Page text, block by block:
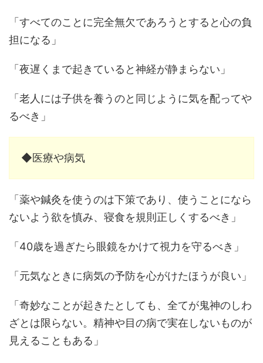
「すべてのことに完全無欠であろうとすると心の負
担になる」
「夜遅くまで起きていると神経が静まらない」
「老人には子供を養うのと同じように気を配ってや
るべき」
◆医療や病気
「薬や鍼灸を使うのは下策であり、使うことになら
ないよう欲を慎み、寝食を規則正しくするべき」
「40歳を過ぎたら眼鏡をかけて視力を守るべき」
「元気なときに病気の予防を心がけたほうが良い」
「奇妙なことが起きたとしても、全てが鬼神のしわ
ざとは限らない。精神や目の病で実在しないものが
見えることもある」